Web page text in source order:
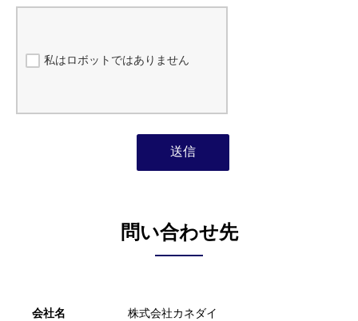
問い合わせ先
会社名 株式会社カネダイ